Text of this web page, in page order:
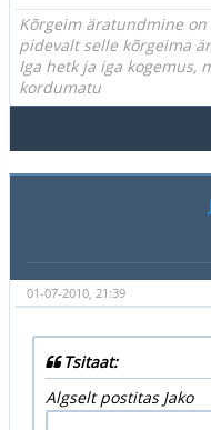
Kõrgeim äratundmine
pidevalt selle kõrgeima
Iga hetk ja iga kogemus,
kordumatu
01-07-2010, 21:39
Tsitaat:
Algselt postitas Jako